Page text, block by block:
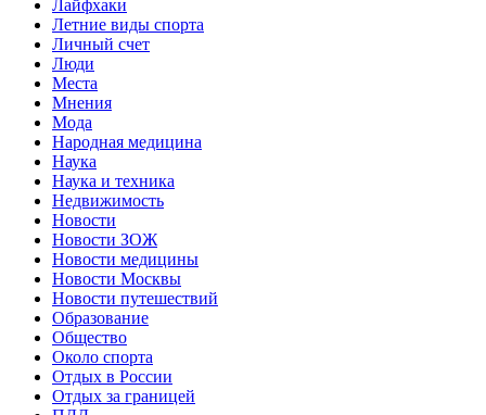
Лайфхаки
Летние виды спорта
Личный счет
Люди
Места
Мнения
Мода
Народная медицина
Наука
Наука и техника
Недвижимость
Новости
Новости ЗОЖ
Новости медицины
Новости Москвы
Новости путешествий
Образование
Общество
Около спорта
Отдых в России
Отдых за границей